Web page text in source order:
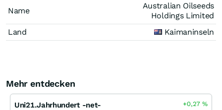
Name
Australian Oilseeds
Holdings Limited
Land
Kaimaninseln
Mehr entdecken
Uni21.Jahrhundert -net- +0,27%